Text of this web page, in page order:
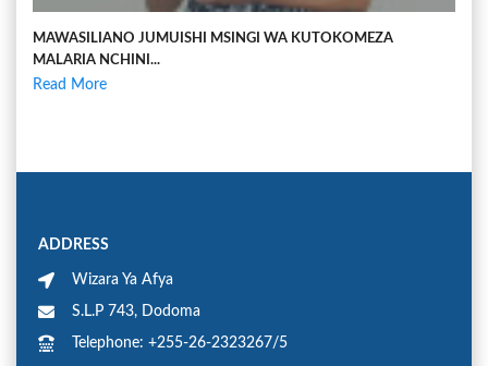
MAWASILIANO JUMUISHI MSINGI WA KUTOKOMEZA
MALARIA NCHINI...
Read More
ADDRESS
Wizara Ya Afya
S.L.P 743, Dodoma
Telephone: +255-26-2323267/5